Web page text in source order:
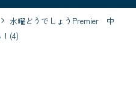
水曜どうでしょうPremier 中
(4)